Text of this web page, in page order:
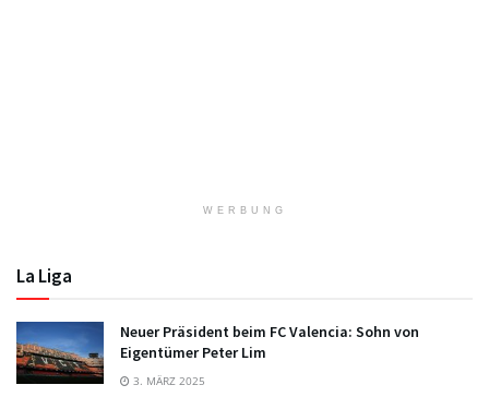
WERBUNG
La Liga
Neuer Präsident beim FC Valencia: Sohn von
Eigentümer Peter Lim
3. MÄRZ 2025